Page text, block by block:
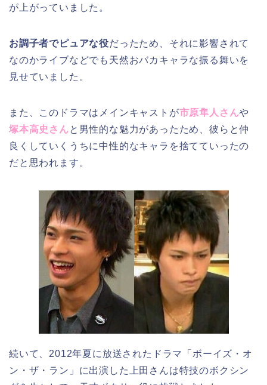
が上がっていました。
お調子者でピュアな役だったため、それに影響されて
なのかライブなどでも天然おバカキャラな振る舞いを
見せていました。
また、このドラマはメインキャストが市原隼人さんや
塚本高史さんと男性的な魅力があったため、彼らと仲
良くしていくうちに中性的なキャラを捨てていったの
だと思われます。
続いて、2012年夏に放送されたドラマ「ボーイズ・オ
ン・ザ・ラン」に出演した上田さんは特技のボクシン